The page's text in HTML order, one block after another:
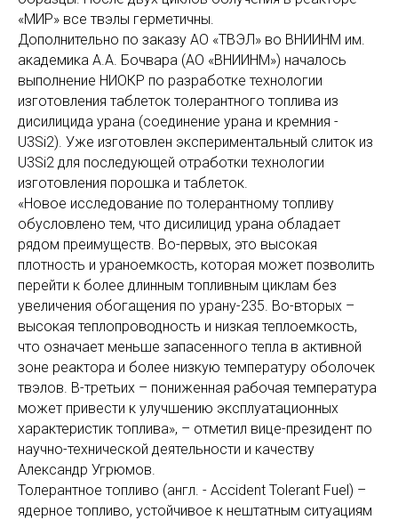
«МИР» все твэлы герметичны.
Дополнительно по заказу АО «ТВЭЛ» во ВНИИНМ им.
академика А.А. Бочвара (АО «ВНИИНМ») началось
выполнение НИОКР по разработке технологии
изготовления таблеток толерантного топлива из
дисилицида урана (соединение урана и кремния -
U3Si2). Уже изготовлен экспериментальный слиток из
U3Si2 для последующей отработки технологии
изготовления порошка и таблеток.
«Новое исследование по толерантному топливу
обусловлено тем, что дисилицид урана обладает
рядом преимуществ. Во-первых, это высокая
плотность и ураноемкость, которая может позволить
перейти к более длинным топливным циклам без
увеличения обогащения по урану-235. Во-вторых –
высокая теплопроводность и низкая теплоемкость,
что означает меньше запасенного тепла в активной
зоне реактора и более низкую температуру оболочек
твэлов. В-третьих – пониженная рабочая температура
может привести к улучшению эксплуатационных
характеристик топлива», – отметил вице-президент по
научно-технической деятельности и качеству
Александр Угрюмов.
Толерантное топливо (англ. - Accident Tolerant Fuel) –
ядерное топливо, устойчивое к нештатным ситуациям